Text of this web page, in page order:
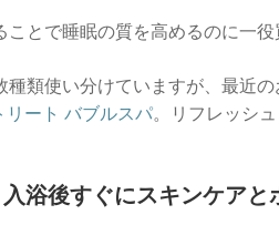
ことで睡眠の質を高めるのに一役
種類使い分けていますが、最近
リート バブルスパ。リフレッシ
入浴後すぐにスキンケアと